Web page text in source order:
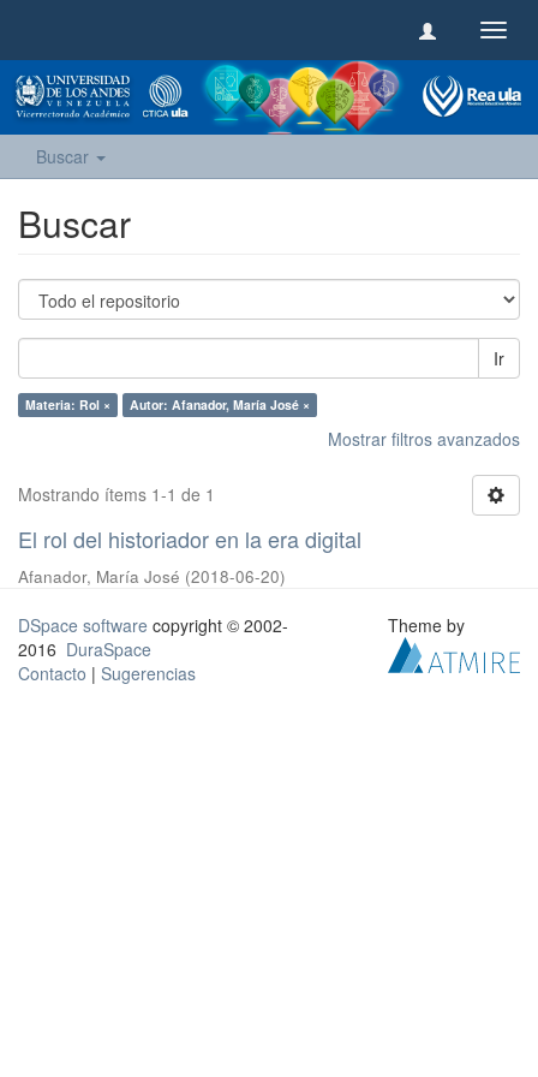
Buscar
Buscar
Ir
Materia: Rol × Autor: Afanador, María José ×
Mostrar filtros avanzados
Mostrando ítems 1-1 de 1
El rol del historiador en la era digital
Afanador, María José (2018-06-20)
DSpace software copyright © 2002-
2016 DuraSpace
Contacto | Sugerencias
Theme by